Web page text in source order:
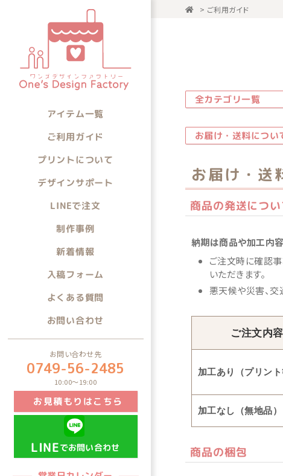
アイテム一覧
ご利用ガイド
プリントについて
デザインサポート
LINEで注文
制作事例
新着情報
入稿フォーム
よくある質問
お問い合わせ
お問い合わせ先
0749-56-2485
10:00～19:00
お見積もりはこちら
LINEでお問い合わせ
> ご利用ガイド
全カテゴリ一覧
お届け・送料につい
お届け・送
商品の発送につい
納期は商品や加工内容
ご注文時に確認
いただきます。
悪天候や災害、交
ご注文内
加工あり（プリント
加工なし（無地品）
商品の梱包